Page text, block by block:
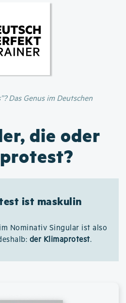
Inhalt
Das Genus im Deutschen
die oder
ist maskulin
Nominativ Singular ist also
der Klimaprotest.